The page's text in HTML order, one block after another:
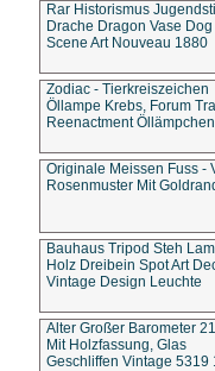
Rar Historismus Jugendstil
Drache Dragon Vase
Scene Art Nouveau 1880
Zodiac - Tierkreiszeichen
Öllampe Krebs, Forum
Reenactment Öllämpchen
Originale Meissen Fuss -
Rosenmuster Mit
Bauhaus Tripod Steh
Holz Dreibein Spot Art
Vintage Design Leuchte
Alter Großer Barometer
Mit Holzfassung, Glas
Geschliffen Vintage 5319